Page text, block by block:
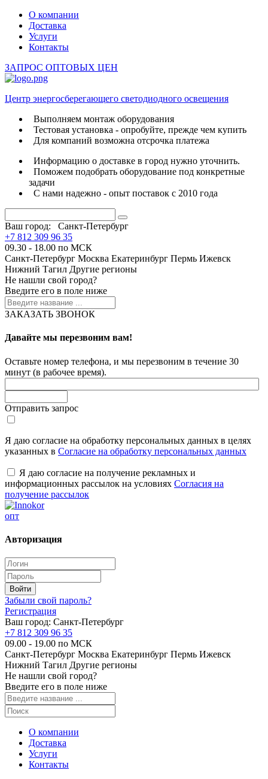
О компании
Доставка
Услуги
Контакты
ЗАПРОС ОПТОВЫХ ЦЕН
Центр энергосберегающего светодиодного освещения
Выполняем монтаж оборудования
Тестовая установка - опробуйте, прежде чем купить
Для компаний возможна отсрочка платежа
Информацию о доставке в город нужно уточнить.
Поможем подобрать оборудование под конкретные
задачи
С нами надежно - опыт поставок с 2010 года
Ваш город:
Санкт-Петербург
+7 812 309 96 35
09.30 - 18.00 по МСК
Санкт-Петербург Москва Екатеринбург Пермь Ижевск
Нижний Тагил Другие регионы
Не нашли свой город?
Введите его в поле ниже
ЗАКАЗАТЬ ЗВОНОК
Давайте мы перезвоним вам!
Оставьте номер телефона, и мы перезвоним в течение 30
минут (в рабочее время).
Отправить запрос
Я даю согласие на обработку персональных данных в целях
указанных в Согласие на обработку персональных данных
Я даю согласие на получение рекламных и
информационных рассылок на условиях Согласия на
получение рассылок
опт
Авторизация
Забыли свой пароль?
Регистрация
Ваш город: Санкт-Петербург
+7 812 309 96 35
09.00 - 19.00 по МСК
Санкт-Петербург Москва Екатеринбург Пермь Ижевск
Нижний Тагил Другие регионы
Не нашли свой город?
Введите его в поле ниже
О компании
Доставка
Услуги
Контакты